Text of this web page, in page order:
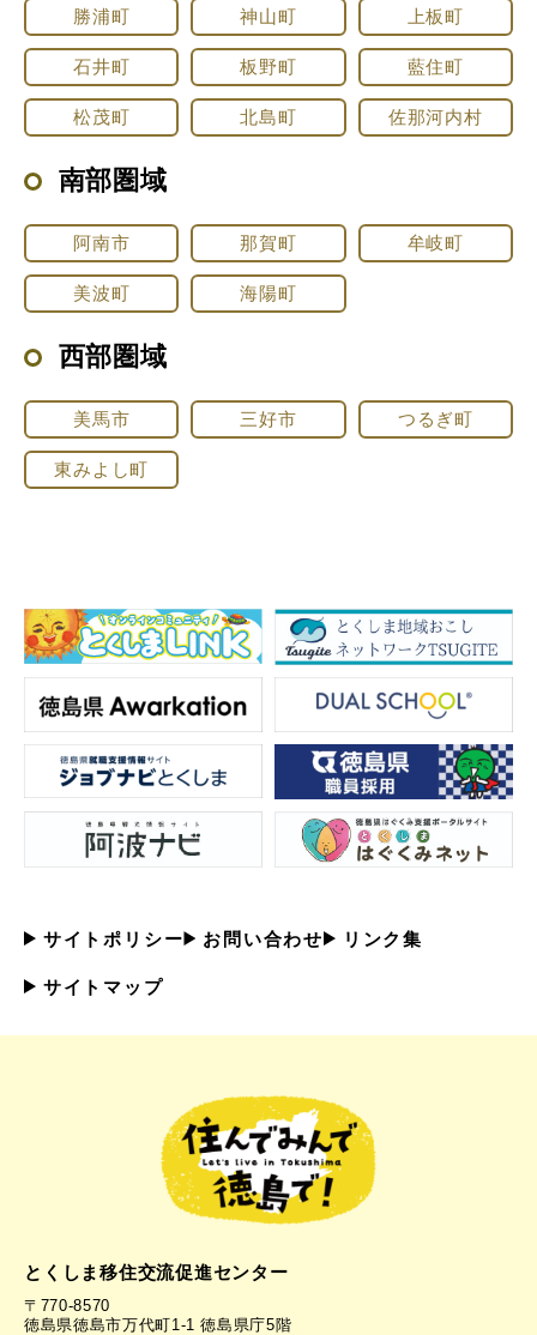
勝浦町 神山町 上板町
石井町 板野町 藍住町
松茂町 北島町 佐那河内村
南部圏域
阿南市 那賀町 牟岐町
美波町 海陽町
西部圏域
美馬市 三好市 つるぎ町
東みよし町
サイトポリシー お問い合わせ リンク集
サイトマップ
とくしま移住交流促進センター
〒770-8570
徳島県徳島市万代町1-1 徳島県庁5階